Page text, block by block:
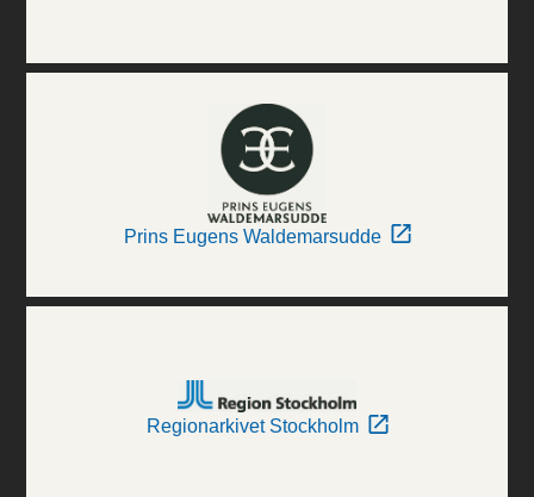
Prins Eugens Waldemarsudde
Regionarkivet Stockholm